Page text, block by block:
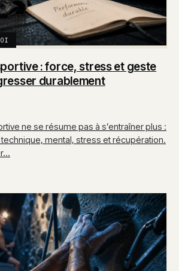
: force, stress et geste
durablement
ne se résume pas à s’entraîner plus :
mental, stress et récupération.